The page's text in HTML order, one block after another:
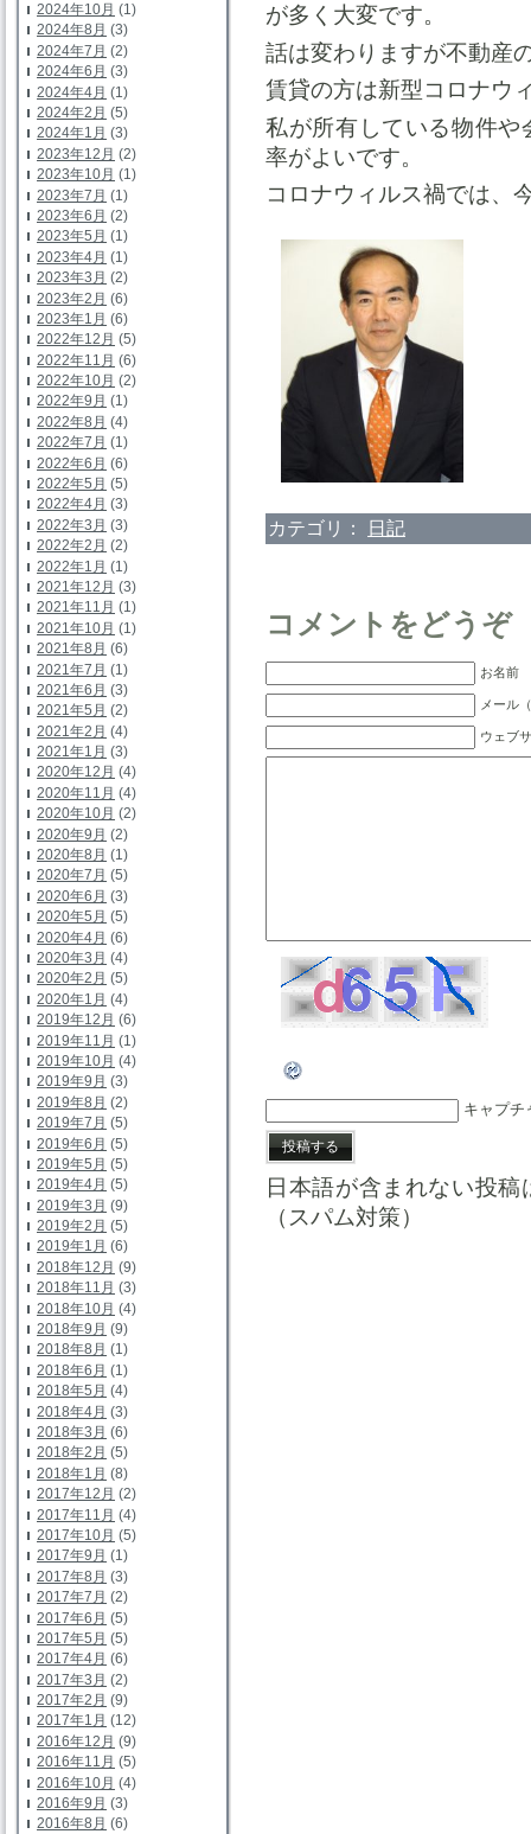
2024年10月 (1)
2024年8月 (3)
2024年7月 (2)
2024年6月 (3)
2024年4月 (1)
2024年2月 (5)
2024年1月 (3)
2023年12月 (2)
2023年10月 (1)
2023年7月 (1)
2023年6月 (2)
2023年5月 (1)
2023年4月 (1)
2023年3月 (2)
2023年2月 (6)
2023年1月 (6)
2022年12月 (5)
2022年11月 (6)
2022年10月 (2)
2022年9月 (1)
2022年8月 (4)
2022年7月 (1)
2022年6月 (6)
2022年5月 (5)
2022年4月 (3)
2022年3月 (3)
2022年2月 (2)
2022年1月 (1)
2021年12月 (3)
2021年11月 (1)
2021年10月 (1)
2021年8月 (6)
2021年7月 (1)
2021年6月 (3)
2021年5月 (2)
2021年2月 (4)
2021年1月 (3)
2020年12月 (4)
2020年11月 (4)
2020年10月 (2)
2020年9月 (2)
2020年8月 (1)
2020年7月 (5)
2020年6月 (3)
2020年5月 (5)
2020年4月 (6)
2020年3月 (4)
2020年2月 (5)
2020年1月 (4)
2019年12月 (6)
2019年11月 (1)
2019年10月 (4)
2019年9月 (3)
2019年8月 (2)
2019年7月 (5)
2019年6月 (5)
2019年5月 (5)
2019年4月 (5)
2019年3月 (9)
2019年2月 (5)
2019年1月 (6)
2018年12月 (9)
2018年11月 (3)
2018年10月 (4)
2018年9月 (9)
2018年8月 (1)
2018年6月 (1)
2018年5月 (4)
2018年4月 (3)
2018年3月 (6)
2018年2月 (5)
2018年1月 (8)
2017年12月 (2)
2017年11月 (4)
2017年10月 (5)
2017年9月 (1)
2017年8月 (3)
2017年7月 (2)
2017年6月 (5)
2017年5月 (5)
2017年4月 (6)
2017年3月 (2)
2017年2月 (9)
2017年1月 (12)
2016年12月 (9)
2016年11月 (5)
2016年10月 (4)
2016年9月 (3)
2016年8月 (6)
が多く大変です。
話は変わりますが不動産
賃貸の方は新型コロナウ
私が所有している物件
率がよいです。
コロナウィルス禍では、
カテゴリ： 日記
コメントをどうぞ
お名前
メール
ウェブ
キャプチ
日本語が含まれない投
（スパム対策）